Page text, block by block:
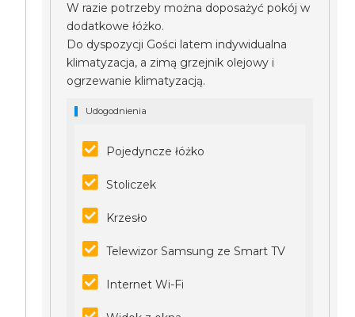
W razie potrzeby można doposażyć pokój w
dodatkowe łóżko.
Do dyspozycji Gości latem indywidualna
klimatyzacja, a zimą grzejnik olejowy i
ogrzewanie klimatyzacją.
Udogodnienia
Pojedyncze łóżko
Stoliczek
Krzesło
Telewizor Samsung ze Smart TV
Internet Wi-Fi